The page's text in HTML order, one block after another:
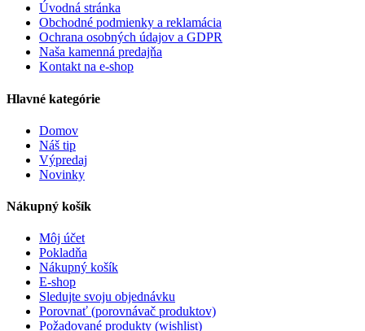
Úvodná stránka
Obchodné podmienky a reklamácia
Ochrana osobných údajov a GDPR
Naša kamenná predajňa
Kontakt na e-shop
Hlavné kategórie
Domov
Náš tip
Výpredaj
Novinky
Nákupný košík
Môj účet
Pokladňa
Nákupný košík
E-shop
Sledujte svoju objednávku
Porovnať (porovnávač produktov)
Požadované produkty (wishlist)